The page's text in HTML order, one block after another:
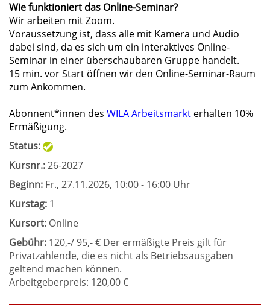
Wie funktioniert das Online-Seminar?
Wir arbeiten mit Zoom.
Voraussetzung ist, dass alle mit Kamera und Audio
dabei sind, da es sich um ein interaktives Online-
Seminar in einer überschaubaren Gruppe handelt.
15 min. vor Start öffnen wir den Online-Seminar-Raum
zum Ankommen.
Abonnent*innen des WILA Arbeitsmarkt erhalten 10%
Ermäßigung.
Status:
Kursnr.:26-2027
Beginn: Fr., 27.11.2026, 10:00 - 16:00 Uhr
Kurstag: 1
Kursort: Online
Gebühr: 120,-/ 95,- € Der ermäßigte Preis gilt für
Privatzahlende, die es nicht als Betriebsausgaben
geltend machen können.
Arbeitgeberpreis: 120,00 €